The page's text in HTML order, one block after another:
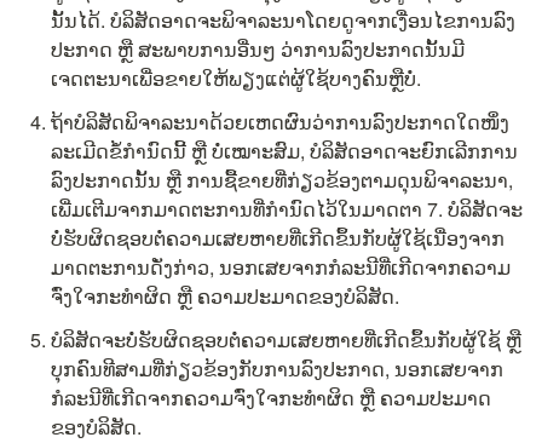
ນັ້ນໄດ້. ບໍລິສັດອາດຈະພິຈາລະນາໂດຍດູຈາກເງື່ອນໄຂການລົງ
ປະກາດ ຫຼື ສະພາບການອື່ນໆ ວ່າການລົງປະກາດນັ້ນມີ
ເຈດຕະນາເພື່ອຂາຍໃຫ້ພຽງແຕ່ຜູ້ໃຊ້ບາງຄົນຫຼືບໍ່.
ຖ້າບໍລິສັດພິຈາລະນາດ້ວຍເຫດຜົນວ່າການລົງປະກາດໃດໜຶ່ງ
ລະເມີດຂໍ້ກຳນົດນີ້ ຫຼື ບໍ່ເໝາະສົມ, ບໍລິສັດອາດຈະຍົກເລີກການ
ລົງປະກາດນັ້ນ ຫຼື ການຊື້ຂາຍທີ່ກ່ຽວຂ້ອງຕາມດຸນພິຈາລະນາ,
ເພີ່ມເຕີມຈາກມາດຕະການທີ່ກຳນົດໄວ້ໃນມາດຕາ 7. ບໍລິສັດຈະ
ບໍ່ຮັບຜິດຊອບຕໍ່ຄວາມເສຍຫາຍທີ່ເກີດຂຶ້ນກັບຜູ້ໃຊ້ເນື່ອງຈາກ
ມາດຕະການດັ່ງກ່າວ, ນອກເສຍຈາກກໍລະນີທີ່ເກີດຈາກຄວາມ
ຈົ່ງໃຈກະທຳຜິດ ຫຼື ຄວາມປະມາດຂອງບໍລິສັດ.
ບໍລິສັດຈະບໍ່ຮັບຜິດຊອບຕໍ່ຄວາມເສຍຫາຍທີ່ເກີດຂຶ້ນກັບຜູ້ໃຊ້ ຫຼື
ບຸກຄົນທີສາມທີ່ກ່ຽວຂ້ອງກັບການລົງປະກາດ, ນອກເສຍຈາກ
ກໍລະນີທີ່ເກີດຈາກຄວາມຈົ່ງໃຈກະທຳຜິດ ຫຼື ຄວາມປະມາດ
ຂອງບໍລິສັດ.